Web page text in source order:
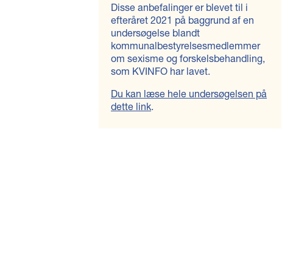
Disse anbefalinger er blevet til i
efteråret 2021 på baggrund af en
undersøgelse blandt
kommunalbestyrelsesmedlemmer
om sexisme og forskelsbehandling,
som KVINFO har lavet.
Du kan læse hele undersøgelsen på
dette link